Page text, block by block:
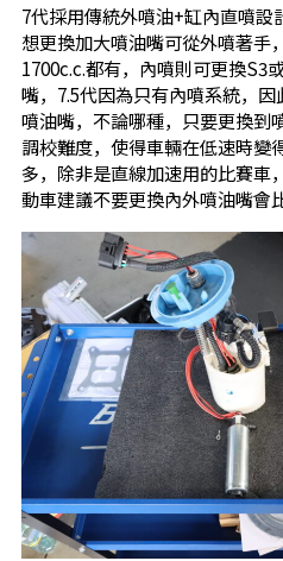
7代採用傳統外噴油+缸內直噴
想更換加大噴油嘴可從外噴著手
1700c.c.都有，內噴則可更換S3
嘴，7.5代因為只有內噴系統，
噴油嘴，不論哪種，只要更換到
調校難度，使得車輛在低速時變
多，除非是直線加速用的比賽車
動車建議不要更換內外噴油嘴會